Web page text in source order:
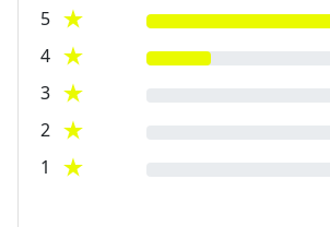
5
4
3
2
1